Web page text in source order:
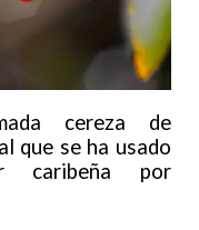
cereza de
que se ha usado
caribeña por